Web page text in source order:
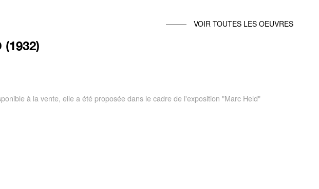
VOIR TOUTES LES OEUVRES
(1932)
à la vente, elle a été proposée dans le cadre de l'exposition "Marc Held"